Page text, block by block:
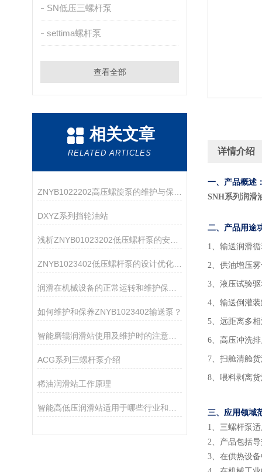
SN低压三螺杆泵
settima螺杆泵
查看全部
相关文章
RELATED ARTICLES
DXYZ系列挡轮油站
浅析ZNYB01023202低压螺杆泵的安装注意事项
ZNYB1023402低压螺杆泵的设计优化与改进
如何维护和保养ZNYB1023402输送泵？
智能磨辊润滑站使用及维护时的注意事项介绍
ACG系列三螺杆泵介绍
稀油润滑站工作原理
详情介绍
一、产品概述
SNH系列润滑
二、产品用途
1、输送润滑
2、供油增压
3、液压试验
4、输送倒灌
5、远距离多
6、高压冲洗
7、扫舱清舱
8、喂料剥离
三、应用领域
1、 三螺杆泵
2、 产品包括
3、 在供热设